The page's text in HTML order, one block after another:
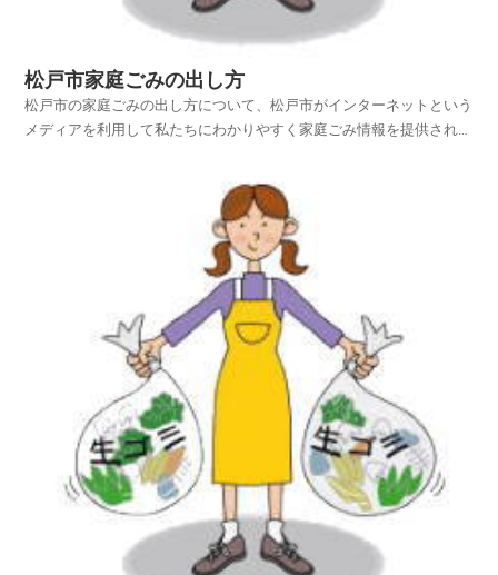
松戸市家庭ごみの出し方
松戸市の家庭ごみの出し方について、松戸市がインターネットという
メディアを利用して私たちにわかりやすく家庭ごみ情報を提供されて
ジを探し、松戸市の家庭ごみの出し方を項目別に紹介しておりますの
でご活用いただければ幸いです。平成25年4月1日から...